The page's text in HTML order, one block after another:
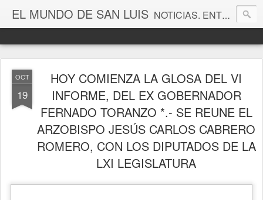
EL MUNDO DE SAN LUIS NOTICIAS. ENTRETENIMIENTO. EDITORIALES. CANAL DE VÍDEOS. GALERÍA DE FOTOGRAFÍAS.
OCT
19
HOY COMIENZA LA GLOSA DEL VI
INFORME, DEL EX GOBERNADOR
FERNADO TORANZO *.- SE REUNE EL
ARZOBISPO JESÚS CARLOS CABRERO
ROMERO, CON LOS DIPUTADOS DE LA
LXI LEGISLATURA